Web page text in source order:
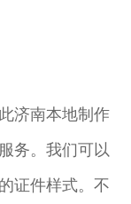
济南本地制作
务。我们可以
证件样式。不